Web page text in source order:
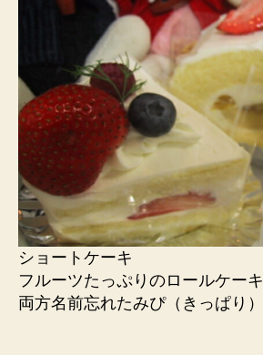
ショートケーキ
フルーツたっぷりのロールケーキ
両方名前忘れたみぴ（きっぱり）